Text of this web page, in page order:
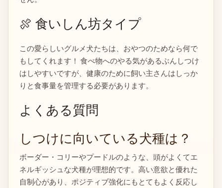
🍖 食いしん坊タイプ
この愛らしいグルメ犬たちは、おやつのためなら何で
もしてくれます！ 食べ物へのやる気があるぶんしつけ
はしやすいですが、健康のために飼い主さんはしっか
りと食事量を管理する必要があります。
よくある質問
しつけに向いている犬種は？
ボーダー・コリーやプードルのような、頭がよくてエ
ネルギッシュな犬種が理想的です。高い意欲と優れた
自制心があり、ポジティブ強化にもとてもよく反応し